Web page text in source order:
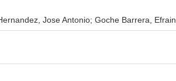
Jose Antonio; Goche Barrera, Efrain